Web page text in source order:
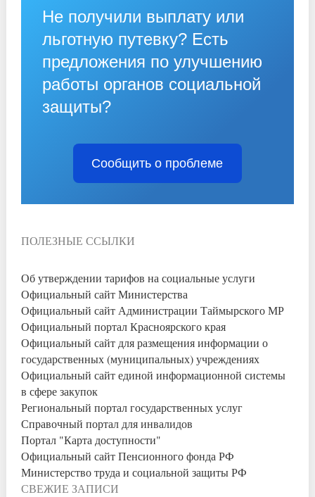
Не получили выплату или
льготную путевку? Есть
предложения по улучшению
работы органов социальной
защиты?
Сообщить о проблеме
ПОЛЕЗНЫЕ ССЫЛКИ
Об утверждении тарифов на социальные услуги
Официальный сайт Министерства
Официальный сайт Администрации Таймырского МР
Официальный портал Красноярского края
Официальный сайт для размещения информации о
государственных (муниципальных) учреждениях
Официальный сайт единой информационной системы
в сфере закупок
Региональный портал государственных услуг
Справочный портал для инвалидов
Портал "Карта доступности"
Официальный сайт Пенсионного фонда РФ
Министерство труда и социальной защиты РФ
СВЕЖИЕ ЗАПИСИ